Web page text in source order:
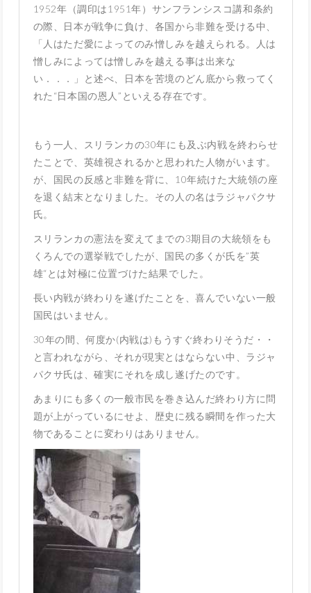
1952年（調印は1951年）サンフランシスコ講和条約
の際、日本が戦争に負け、各国から非難を受ける中、
「人はただ愛によってのみ憎しみを越えられる。人は
憎しみによっては憎しみを越える事は出来な
い．．．」と述べ、日本を苦境のどん底から救ってく
れた“日本国の恩人”といえる存在です。
もう一人、スリランカの30年にも及ぶ内戦を終わらせ
たことで、英雄視されるかと思われた人物がいます。
が、国民の反感と非難を背に、10年続けた大統領の座
を退く結末となりました。その人の名はラジャパクサ
氏。
スリランカの憲法を変えてまでの3期目の大統領をも
くろんでの選挙戦でしたが、国民の多くが氏を”英
雄“とは対極に位置づけた結果でした。
長い内戦が終わりを遂げたことを、喜んでいない一般
国民はいません。
30年の間、何度か(内戦は)もうすぐ終わりそうだ・・
と言われながら、それが現実とはならない中、ラジャ
パクサ氏は、確実にそれを成し遂げたのです。
あまりにも多くの一般市民を巻き込んだ終わり方に問
題が上がっているにせよ、歴史に残る瞬間を作った大
物であることに変わりはありません。